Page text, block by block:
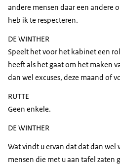
andere mensen daar een andere
heb ik te respecteren.
DE WINTHER
Speelt het voor het kabinet een
heeft als het gaat om het maken
dan wel excuses, deze maand of
RUTTE
Geen enkele.
DE WINTHER
Wat vindt u ervan dat dat dan wel
mensen die met u aan tafel zaten